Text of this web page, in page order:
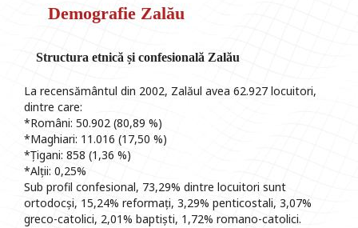
Demografie Zalău
Structura etnică și confesională Zalău
La recensământul din 2002, Zalăul avea 62.927 locuitori,
dintre care:
*Români: 50.902 (80,89 %)
*Maghiari: 11.016 (17,50 %)
*Țigani: 858 (1,36 %)
*Alții: 0,25%
Sub profil confesional, 73,29% dintre locuitori sunt
ortodocși, 15,24% reformați, 3,29% penticostali, 3,07%
greco-catolici, 2,01% baptiști, 1,72% romano-catolici.